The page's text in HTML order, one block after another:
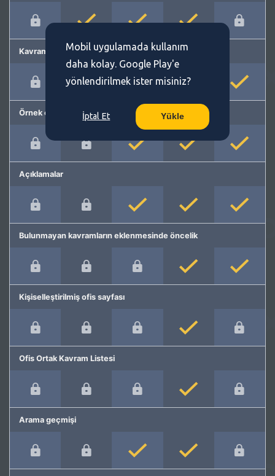
Kavram önerme
Örnek cümleler
Açıklamalar
Bulunmayan kavramların eklenmesinde öncelik
Kişiselleştirilmiş ofis sayfası
Ofis Ortak Kavram Listesi
Arama geçmişi
Mobil uygulamada kullanım
daha kolay. Google Play'e
yönlendirilmek ister misiniz?
İptal Et Yükle